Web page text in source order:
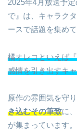
2025年4月放送予
で』は、キャラク
ースで話題を集めて
橘オレコといえば
感情を引き出すキ
原作の雰囲気を守り
き込むその筆致に
が集まっています。